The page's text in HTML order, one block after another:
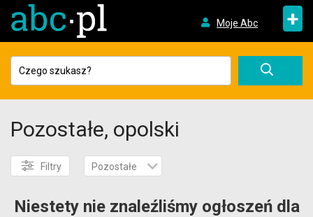
Moje Abc +
Pozostałe, opolski
Filtry Pozostałe
Niestety nie znaleźliśmy ogłoszeń dla